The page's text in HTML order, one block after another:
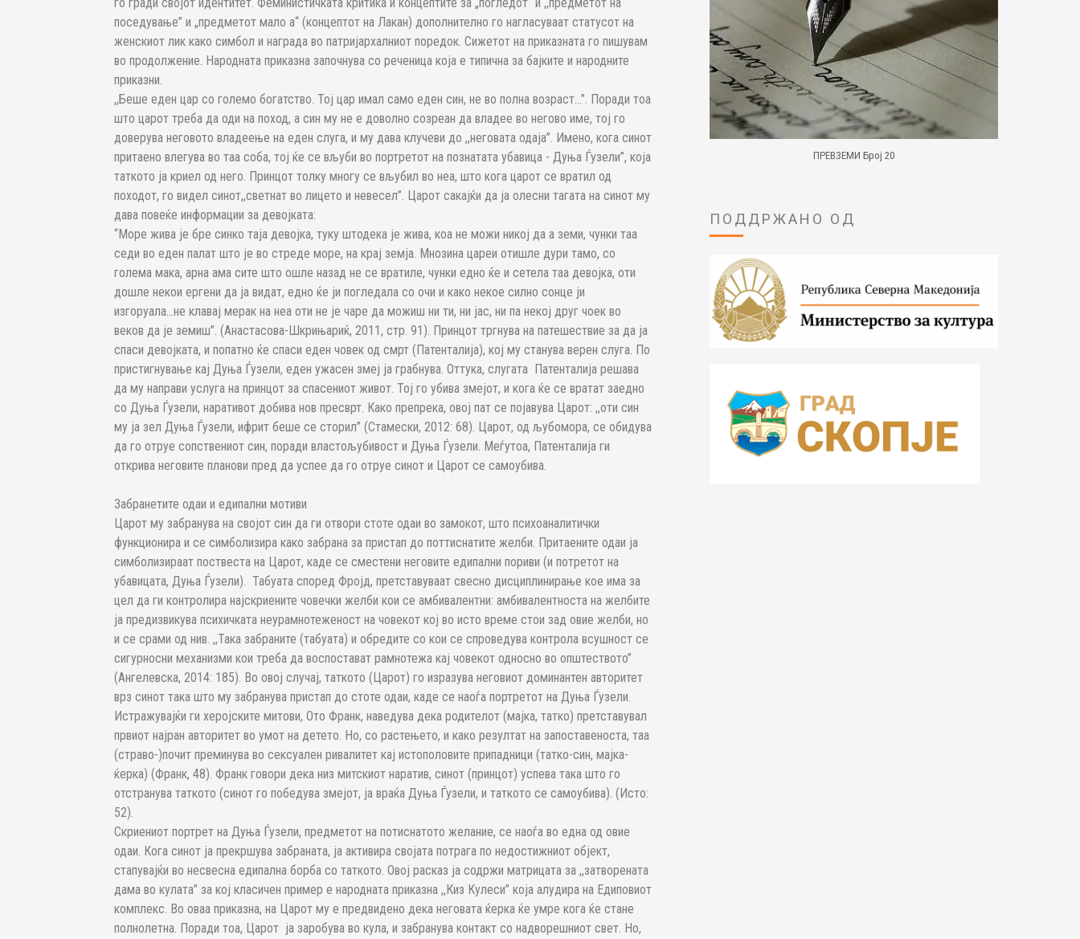
го гради својот идентитет. Феминистичката критика и концептите за „погледот“ и ,,предметот на
поседување” и „предметот мало а“ (концептот на Лакан) дополнително го нагласуваат статусот на
женскиот лик како симбол и награда во патријархалниот поредок. Сижетот на приказната го пишувам
во продолжение. Народната приказна започнува со реченица која е типична за бајките и народните
приказни.
,,Беше еден цар со големо богатство. Тој цар имал само еден син, не во полна возраст…”. Поради тоа
што царот треба да оди на поход, а син му не е доволно созреан да владее во негово име, тој го
доверува неговото владеење на еден слуга, и му дава клучеви до ,,неговата одаја”. Имено, кога синот
притаено влегува во таа соба, тој ќе се вљуби во портретот на познатата убавица - Дуња Ѓузели”, која
таткото ја криел од него. Принцот толку многу се вљубил во неа, што кога царот се вратил од
походот, го видел синот,,светнат во лицето и невесел”. Царот сакајќи да ја олесни тагата на синот му
дава повеќе информации за девојката:
“Море жива је бре синко таја девојка, туку штодека је жива, коа не можи никој да а земи, чунки таа
седи во еден палат што је во стреде море, на крај земја. Мнозина цареи отишле дури тамо, со
голема мака, арна ама сите што ошле назад не се вратиле, чунки едно ќе и сетела таа девојка, оти
дошле некои ергени да ја видат, едно ќе ји погледала со очи и како некое силно сонце ји
изгоруала...не клавај мерак на неа оти не је чаре да можиш ни ти, ни јас, ни па некој друг чоек во
веков да је земиш”. (Анастасова-Шкрињариќ, 2011, стр. 91). Принцот тргнува на патешествие за да ја
спаси девојката, и попатно ќе спаси еден човек од смрт (Патенталија), кој му станува верен слуга. По
пристигнување кај Дуња Ѓузели, еден ужасен змеј ја грабнува. Оттука, слугата Патенталија решава
да му направи услуга на принцот за спасениот живот. Тој го убива змејот, и кога ќе се вратат заедно
со Дуња Ѓузели, наративот добива нов пресврт. Како препрека, овој пат се појавува Царот: ,,оти син
му ја зел Дуња Ѓузели, ифрит беше се сторил” (Стамески, 2012: 68). Царот, од љубомора, се обидува
да го отруе сопствениот син, поради властољубивост и Дуња Ѓузели. Меѓутоа, Патенталија ги
открива неговите планови пред да успее да го отруе синот и Царот се самоубива.
Забранетите одаи и едипални мотиви
Царот му забранува на својот син да ги отвори стоте одаи во замокот, што психоаналитички
функционира и се симболизира како забрана за пристап до поттиснатите желби. Притаените одаи ја
симболизираат поствеста на Царот, каде се сместени неговите едипални пориви (и потретот на
убавицата, Дуња Ѓузели). Табуата според Фројд, претставуваат свесно дисциплинирање кое има за
цел да ги контролира најскриените човечки желби кои се амбивалентни: амбивалентноста на желбите
ја предизвикува психичката неурамнотеженост на човекот кој во исто време стои зад овие желби, но
и се срами од нив. ,,Така забраните (табуата) и обредите со кои се спроведува контрола всушност се
сигурносни механизми кои треба да воспостават рамнотежа кај човекот односно во општествотo”
(Ангелевска, 2014: 185). Во овој случај, таткото (Царот) го изразува неговиот доминантен авторитет
врз синот така што му забранува пристап до стоте одаи, каде се наоѓа портретот на Дуња Ѓузели.
Истражувајќи ги херојските митови, Ото Франк, наведува дека родителот (мајка, татко) претставувал
првиот најран авторитет во умот на детето. Но, со растењето, и како резултат на запоставеноста, таа
(страво-)почит преминува во сексуален ривалитет кај истополовите припадници (татко-син, мајка-
ќерка) (Франк, 48). Франк говори дека низ митскиот наратив, синот (принцот) успева така што го
отстранува таткото (синот го победува змејот, ја враќа Дуња Ѓузели, и таткото се самоубива). (Исто:
52).
Скриениот портрет на Дуња Ѓузели, предметот на потиснатото желание, се наоѓа во една од овие
одаи. Кога синот ја прекршува забраната, ја активира својата потрага по недостижниот објект,
стапувајќи во несвесна едипална борба со таткото. Овој расказ ја содржи матрицата за ,,затворената
дама во кулата” за кој класичен пример е народната приказна ,,Киз Кулеси” која алудира на Едиповиот
комплекс. Во оваа приказна, на Царот му е предвидено дека неговата ќерка ќе умре кога ќе стане
полнолетна. Поради тоа, Царот ја заробува во кула, и забранува контакт со надворешниот свет. Но,
ПРЕВЗЕМИ Број 20
ПОДДРЖАНО ОД